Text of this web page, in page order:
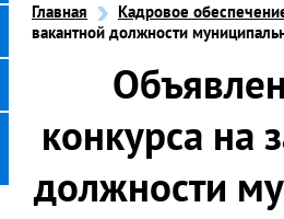
Главная
Кадровое
вакантной должности
конкурса на
должности